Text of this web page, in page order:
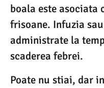
boala este asociata
frisoane. Infuzia
administrate la
scaderea febrei.
Poate nu stiai, dar